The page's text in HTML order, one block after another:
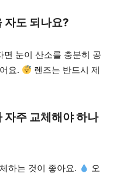
자도 되나요?
면 눈이 산소를 충분히 공
요.
렌즈는 반드시 제
자주 교체해야 하나
하는 것이 좋아요.
오